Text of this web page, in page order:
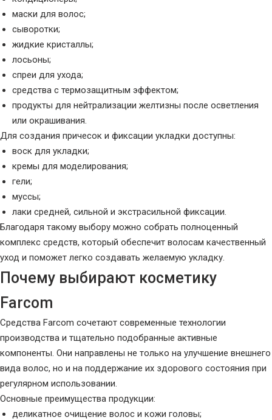
маски для волос;
сыворотки;
жидкие кристаллы;
лосьоны;
спреи для ухода;
средства с термозащитным эффектом;
продукты для нейтрализации желтизны после осветления
или окрашивания.
Для создания причесок и фиксации укладки доступны:
воск для укладки;
кремы для моделирования;
гели;
муссы;
лаки средней, сильной и экстрасильной фиксации.
Благодаря такому выбору можно собрать полноценный
комплекс средств, который обеспечит волосам качественный
уход и поможет легко создавать желаемую укладку.
Почему выбирают косметику
Farcom
Средства Farcom сочетают современные технологии
производства и тщательно подобранные активные
компоненты. Они направлены не только на улучшение внешнего
вида волос, но и на поддержание их здорового состояния при
регулярном использовании.
Основные преимущества продукции:
деликатное очищение волос и кожи головы;